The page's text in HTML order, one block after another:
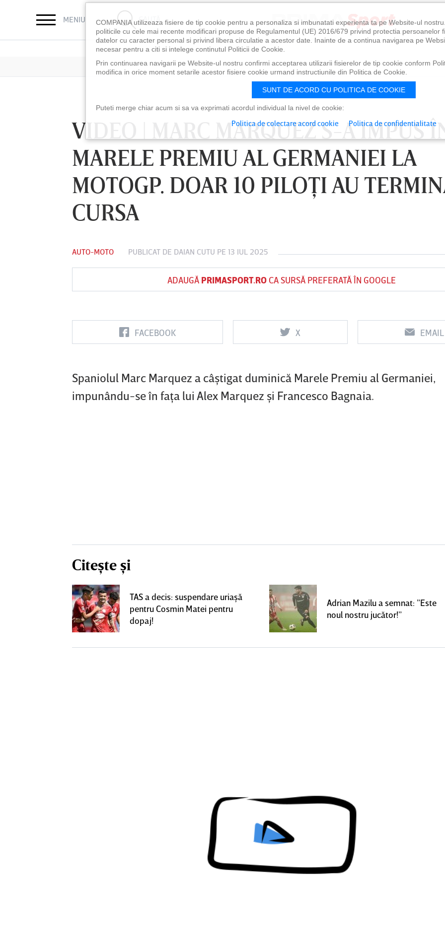
MENIU CAUTĂ
VIDEO | MARC MARQUEZ S-A IMPUS ÎN
MARELE PREMIU AL GERMANIEI LA
MOTOGP. DOAR 10 PILOŢI AU
CURSA
AUTO-MOTO PUBLICAT DE DAIAN CUTU PE 13 IUL 2025
ADAUGĂ PRIMASPORT.ROCA SURSĂ PREFERATĂ ÎN GOOGLE
FACEBOOK X EMAIL
Spaniolul Marc Marquez a câştigat duminică Marele Premiu al Germaniei,
impunându-se în faţa lui Alex Marquez şi Francesco Bagnaia.
Citește și
TAS a decis: suspendare uriaşă
pentru Cosmin Matei pentru
dopaj!
Adrian Mazilu a semnat: ”Este
noul nostru jucător!”
LUNI 10 AUG, 18:30
FC Botoşani
Vs
Corvinul
Sepsi OSK Sf
Vs
FCSB UTA Arad
Vs
Rapid
COMPANIA utilizeaza fisiere de tip cookie pentru a personaliza si imbunatati experienta ta pe Website-ul
politicile cu cele mai recente modificari propuse de Regulamentul (UE) 2016/679 privind protectia persoanelor
datelor cu caracter personal si privind libera circulatie a acestor date. Inainte de a continua navigarea pe
necesar pentru a citi si intelege continutul Politicii de Cookie.
Prin continuarea navigarii pe Website-ul nostru confirmi acceptarea utilizarii fisierelor de tip cookie conform
modifica in orice moment setarile acestor fisiere cookie urmand instructiunile din Politica de Cookie.
SUNT DE ACORD CU POLITICA DE COOKIE
Puteti merge chiar acum si sa va exprimati acordul individual la nivel de cookie:
Politica de colectare acord cookie Politica de confidentialitate